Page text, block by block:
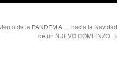
de la PANDEMIA … hacia la Navidad
de un NUEVO COMIENZO →